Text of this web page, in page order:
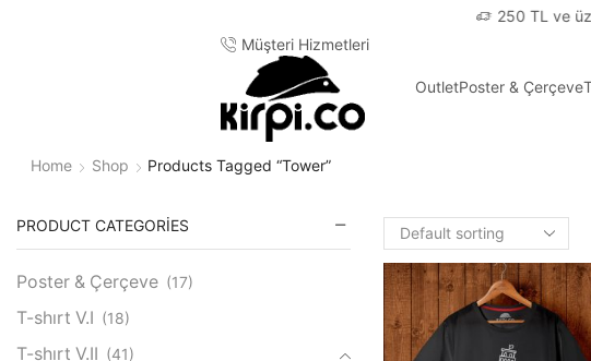
Müşteri Hizmetleri
OutletPoster & Çerçeve
Home Shop Products Tagged “tower”
PRODUCT CATEGORIES
Poster & Çerçeve (17)
T-shırt V.I (18)
T-shırt V.II (41)